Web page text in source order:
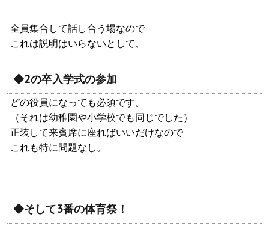
全員集合して話し合う場なので
これは説明はいらないとして、
◆2の卒入学式の参加
どの役員になっても必須です。
（それは幼稚園や小学校でも同じでした）
正装して来賓席に座ればいいだけなので
これも特に問題なし。
◆そして3番の体育祭！